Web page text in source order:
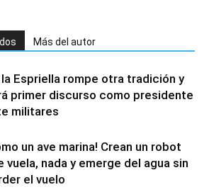
Más del autor
la Espriella rompe otra tradición y
primer discurso como presidente
militares
un ave marina! Crean un robot
vuela, nada y emerge del agua sin
el vuelo